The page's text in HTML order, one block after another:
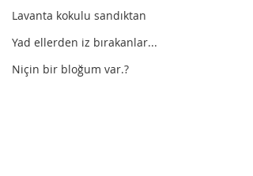
Lavanta kokulu sandıktan
Yad ellerden iz bırakanlar...
Niçin bir bloğum var.?